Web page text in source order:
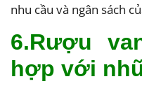
nhu cầu và ngân sách
6.Rượu
hợp với